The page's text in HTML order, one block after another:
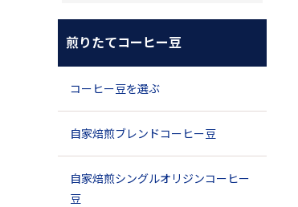
煎りたてコーヒー豆
コーヒー豆を選ぶ
自家焙煎ブレンドコーヒー豆
自家焙煎シングルオリジンコーヒー
豆